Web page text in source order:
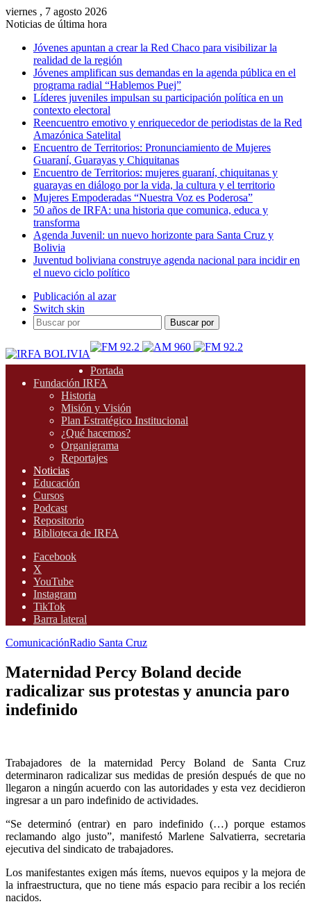
viernes , 7 agosto 2026
Noticias de última hora
Jóvenes apuntan a crear la Red Chaco para visibilizar la
realidad de la región
Jóvenes amplifican sus demandas en la agenda pública en el
programa radial “Hablemos Puej”
Líderes juveniles impulsan su participación política en un
contexto electoral
Reencuentro emotivo y enriquecedor de periodistas de la Red
Amazónica Satelital
Encuentro de Territorios: Pronunciamiento de Mujeres
Guaraní, Guarayas y Chiquitanas
Encuentro de Territorios: mujeres guaraní, chiquitanas y
guarayas en diálogo por la vida, la cultura y el territorio
Mujeres Empoderadas “Nuestra Voz es Poderosa”
50 años de IRFA: una historia que comunica, educa y
transforma
Agenda Juvenil: un nuevo horizonte para Santa Cruz y
Bolivia
Juventud boliviana construye agenda nacional para incidir en
el nuevo ciclo político
Publicación al azar
Switch skin
Buscar por
Portada
Fundación IRFA
Historia
Misión y Visión
Plan Estratégico Institucional
¿Qué hacemos?
Organigrama
Reportajes
Noticias
Educación
Cursos
Podcast
Repositorio
Biblioteca de IRFA
Facebook
X
YouTube
Instagram
TikTok
Barra lateral
ComunicaciónRadio Santa Cruz
Maternidad Percy Boland decide
radicalizar sus protestas y anuncia paro
indefinido
Trabajadores de la maternidad Percy Boland de Santa Cruz
determinaron radicalizar sus medidas de presión después de que no
llegaron a ningún acuerdo con las autoridades y esta vez decidieron
ingresar a un paro indefinido de actividades.
“Se determinó (entrar) en paro indefinido (…) porque estamos
reclamando algo justo”, manifestó Marlene Salvatierra, secretaria
ejecutiva del sindicato de trabajadores.
Los manifestantes exigen más ítems, nuevos equipos y la mejora de
la infraestructura, que no tiene más espacio para recibir a los recién
nacidos.